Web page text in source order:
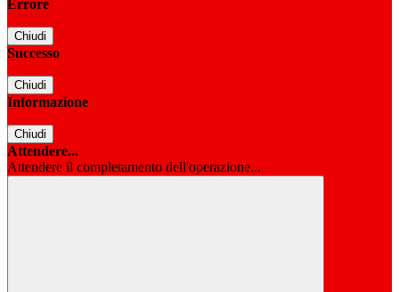
Errore
Chiudi
Successo
Chiudi
Informazione
Chiudi
Attendere...
Attendere il completamento dell'operazione...